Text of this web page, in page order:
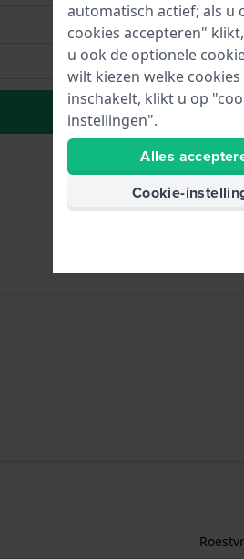
Naar
automatisch actief; als u
cookies accepteren"
u ook de optionele
wilt kiezen welke cookies
inschakelt, klikt u op
instellingen".
Alles
Cookie-